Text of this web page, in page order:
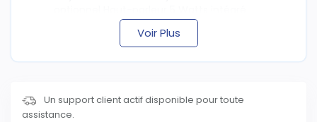
Voir Plus
Un support client actif disponible pour toute
assistance.